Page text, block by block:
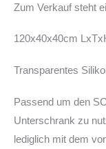
31555)
Zum Verkauf steht
120x40x40cm
Transparentes
Passend um den
Unterschrank zu
lediglich mit dem